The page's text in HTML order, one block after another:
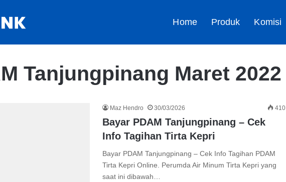
Home Produk Komisi
Tanjungpinang Maret 2022
Maz Hendro 30/03/2026 410
Bayar PDAM Tanjungpinang – Cek
Info Tagihan Tirta Kepri
Bayar PDAM Tanjungpinang – Cek Info Tagihan PDAM
Tirta Kepri Online. Perumda Air Minum Tirta Kepri yang
saat ini dibawah…